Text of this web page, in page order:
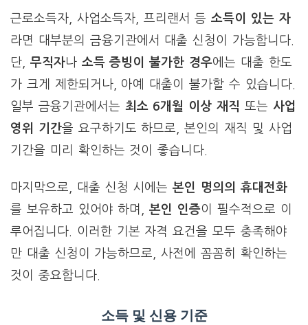
근로소득자, 사업소득자, 프리랜서 등소득이 있는 자
라면 대부분의 금융기관에서 대출 신청이 가능합니다.
단, 무직자나 소득 증빙이 불가한 경우에는 대출 한도
가 크게 제한되거나, 아예 대출이 불가할 수 있습니다.
일부 금융기관에서는 최소 6개월 이상 재직 또는 사업
영위 기간을 요구하기도 하므로, 본인의 재직 및 사업
기간을 미리 확인하는 것이 좋습니다.
마지막으로, 대출 신청 시에는본인 명의의 휴대전화
를 보유하고 있어야 하며,본인 인증이 필수적으로 이
루어집니다. 이러한 기본 자격 요건을 모두 충족해야
만 대출 신청이 가능하므로, 사전에 꼼꼼히 확인하는
것이 중요합니다.
소득 및 신용 기준